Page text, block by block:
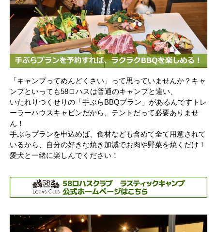
「キャンプってめんどくさい」って思っていませんか？キャ
ンプといっても58ロハスは普通のキャンプと違い、
いたれりつくせりの「手ぶらBBQプラン」があるんですトレ
ーラーハウスキャビンだから、テントだって必要ありませ
ん！
手ぶらプランを申込めば、食材なども含めて全て用意されて
いるから、自分の好きな焼き加減でお肉や野菜を焼くだけ！
愛犬と一緒に楽しんでください！